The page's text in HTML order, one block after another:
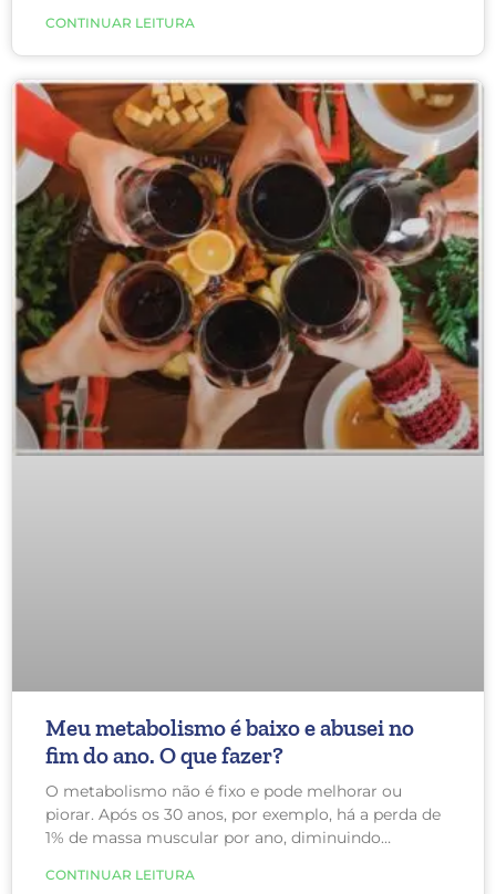
prática exagerada de exercício.
CONTINUAR LEITURA
Meu metabolismo é baixo e abusei no
fim do ano. O que fazer?
O metabolismo não é fixo e pode melhorar ou
piorar. Após os 30 anos, por exemplo, há a perda de
1% de massa muscular por ano, diminuindo
CONTINUAR LEITURA